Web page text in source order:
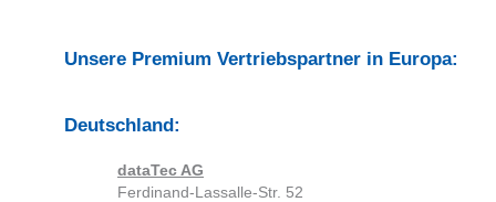
Unsere Premium Vertriebspartner in Europa:
Deutschland:
dataTec AG
Ferdinand-Lassalle-Str. 52